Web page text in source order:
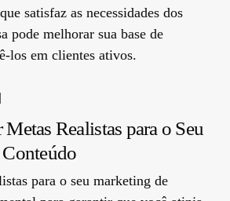
satisfaz as necessidades dos
pode melhorar sua base de
los em clientes ativos.
Realistas para o Seu
para o seu marketing de